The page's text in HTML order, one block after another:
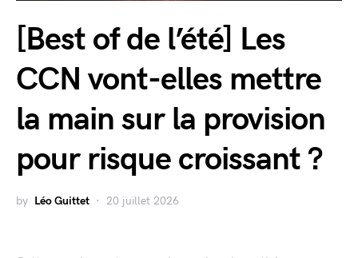
[Best of de l’été] Les
CCN vont-elles mettre
la main sur la provision
pour risque croissant ?
by Léo Guittet 20 juillet 2026